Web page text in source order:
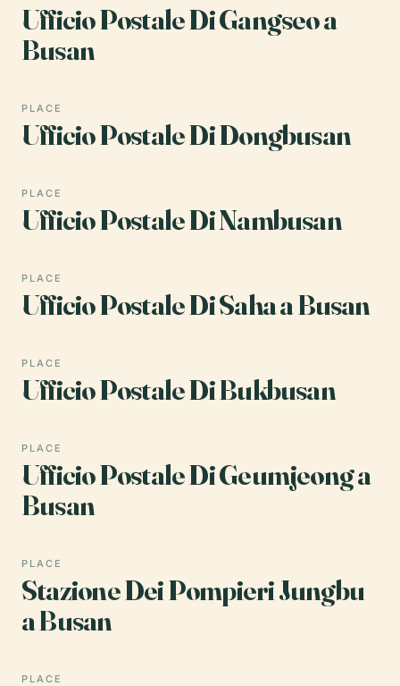
Ufficio Postale Di Gangseo a
Busan
PLACE
Ufficio Postale Di Dongbusan
PLACE
Ufficio Postale Di Nambusan
PLACE
Ufficio Postale Di Saha a Busan
PLACE
Ufficio Postale Di Bukbusan
PLACE
Ufficio Postale Di Geumjeong a
Busan
PLACE
Stazione Dei Pompieri Jungbu
a Busan
PLACE